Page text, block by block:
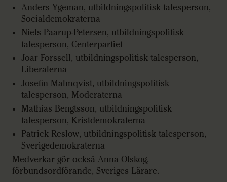
Anders Ygeman, utbildningspolitisk talesperson,
Socialdemokraterna
Niels Paarup-Petersen, utbildningspolitisk
talesperson, Centerpartiet
Joar Forssell, utbildningspolitisk talesperson,
Liberalerna
Josefin Malmqvist, utbildningspolitisk
talesperson, Moderaterna
Mathias Bengtsson, utbildningspolitisk
talesperson, Kristdemokraterna
Patrick Reslow, utbildningspolitisk talesperson,
Sverigedemokraterna
Medverkar gör också Anna Olskog,
förbundsordförande, Sveriges Lärare.